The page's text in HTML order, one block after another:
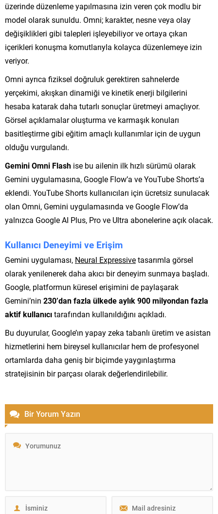
üzerinde düzenleme yapılmasına izin veren çok modlu bir
model olarak sunuldu. Omni; karakter, nesne veya olay
değişiklikleri gibi talepleri işleyebiliyor ve ortaya çıkan
içerikleri konuşma komutlarıyla kolayca düzenlemeye izin
veriyor.
Omni ayrıca fiziksel doğruluk gerektiren sahnelerde
yerçekimi, akışkan dinamiği ve kinetik enerji bilgilerini
hesaba katarak daha tutarlı sonuçlar üretmeyi amaçlıyor.
Görsel açıklamalar oluşturma ve karmaşık konuları
basitleştirme gibi eğitim amaçlı kullanımlar için de uygun
olduğu vurgulandı.
Gemini Omni Flash ise bu ailenin ilk hızlı sürümü olarak
Gemini uygulamasına, Google Flow’a ve YouTube Shorts’a
eklendi. YouTube Shorts kullanıcıları için ücretsiz sunulacak
olan Omni, Gemini uygulamasında ve Google Flow’da
yalnızca Google AI Plus, Pro ve Ultra abonelerine açık olacak.
Kullanıcı Deneyimi ve Erişim
Gemini uygulaması, Neural Expressivetasarımla görsel
olarak yenilenerek daha akıcı bir deneyim sunmaya başladı.
Google, platformun küresel erişimini de paylaşarak
Gemini’nin 230’dan fazla ülkede aylık 900 milyondan fazla
aktif kullanıcıtarafından kullanıldığını açıkladı.
Bu duyurular, Google’ın yapay zeka tabanlı üretim ve asistan
hizmetlerini hem bireysel kullanıcılar hem de profesyonel
ortamlarda daha geniş bir biçimde yaygınlaştırma
stratejisinin bir parçası olarak değerlendirilebilir.
Bir Yorum Yazın